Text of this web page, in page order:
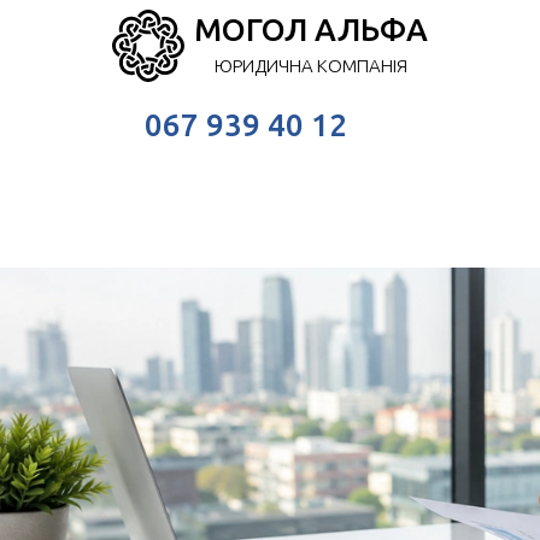
МОГОЛ АЛЬФА
ЮРИДИЧНА КОМПАНІЯ
067 939 40 12